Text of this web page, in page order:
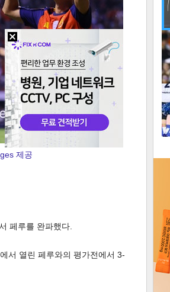
url 복
제공
페루를 완파했다.
서 열린 페루와의 평가전에서 3-
연예
2